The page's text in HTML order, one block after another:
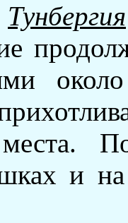
Тунбергия
и